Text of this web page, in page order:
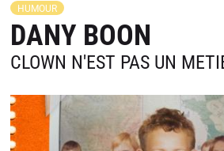
HUMOUR
DANY BOON
CLOWN N'EST PAS UN